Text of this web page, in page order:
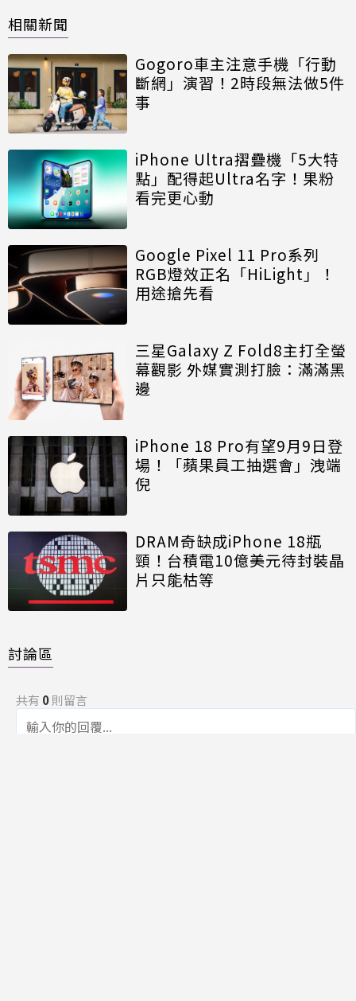
相關新聞
Gogoro車主注意手機「行動
斷網」演習！2時段無法做5件
事
iPhone Ultra摺疊機「5大特
點」配得起Ultra名字！果粉
看完更心動
Google Pixel 11 Pro系列
RGB燈效正名「HiLight」！
用途搶先看
三星Galaxy Z Fold8主打全螢
幕觀影 外媒實測打臉：滿滿黑
邊
iPhone 18 Pro有望9月9日登
場！「蘋果員工抽選會」洩端
倪
DRAM奇缺成iPhone 18瓶
頸！台積電10億美元待封裝晶
片只能枯等
討論區
共有 0則留言